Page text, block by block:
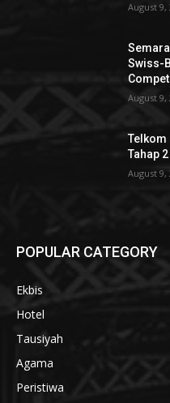
August 9,
Swiss-
August 9,
Telkom
Tahap
August 9,
POPULAR CATEGORY
Ekbis
Hotel
Tausiyah
Agama
Peristiwa